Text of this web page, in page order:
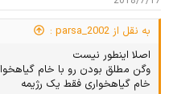
به نقل از parsa_2002 :
اصلا اینطور نیست
وگن مطلق بودن رو با خام
خام گیاهخواری فقط یک رژیمه